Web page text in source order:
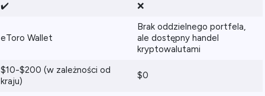
✔️ ❌
eToro Wallet
Brak oddzielnego portfela,
ale dostępny handel
kryptowalutami
$10-$200 (w zależności od
kraju)
$0